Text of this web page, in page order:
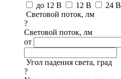
до 12 В
12 В 24 В
Световой поток, лм
?
Световой поток, лм
от
Угол падения света, град
?